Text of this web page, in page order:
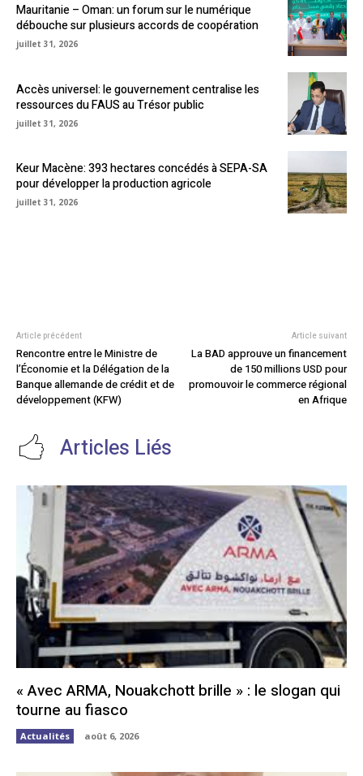
Mauritanie – Oman: un forum sur le numérique
débouche sur plusieurs accords de coopération
juillet 31, 2026
Accès universel: le gouvernement centralise les
ressources du FAUS au Trésor public
juillet 31, 2026
Keur Macène: 393 hectares concédés à SEPA-SA
pour développer la production agricole
juillet 31, 2026
Article précédent
Rencontre entre le Ministre de
l’Économie et la Délégation de la
Banque allemande de crédit et de
développement (KFW)
Article suivant
La BAD approuve un financement
de 150 millions USD pour
promouvoir le commerce régional
en Afrique
Articles Liés
« Avec ARMA, Nouakchott brille » : le slogan qui
tourne au fiasco
Actualités août 6, 2026